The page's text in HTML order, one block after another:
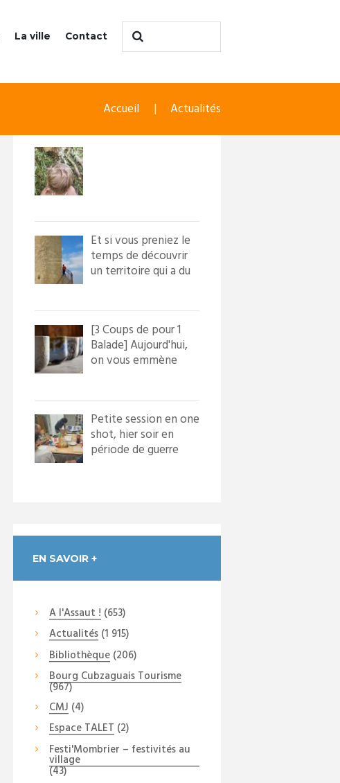
La ville Contact
Accueil Actualités
Et si vous preniez le
temps de découvrir
un territoire qui a du
[3 Coups de pour 1
Balade] Aujourd'hui,
on vous emmène
Petite session en one
shot, hier soir en
période de guerre
EN SAVOIR +
A l'Assaut ! (653)
Actualités(1 915)
Bibliothèque(206)
Bourg Cubzaguais Tourisme
(967)
CMJ (4)
Espace TALET (2)
Festi'Mombrier – festivités au
village
(43)